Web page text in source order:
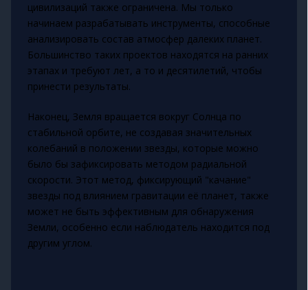
цивилизаций также ограничена. Мы только
начинаем разрабатывать инструменты, способные
анализировать состав атмосфер далеких планет.
Большинство таких проектов находятся на ранних
этапах и требуют лет, а то и десятилетий, чтобы
принести результаты.
Наконец, Земля вращается вокруг Солнца по
стабильной орбите, не создавая значительных
колебаний в положении звезды, которые можно
было бы зафиксировать методом радиальной
скорости. Этот метод, фиксирующий "качание"
звезды под влиянием гравитации её планет, также
может не быть эффективным для обнаружения
Земли, особенно если наблюдатель находится под
другим углом.